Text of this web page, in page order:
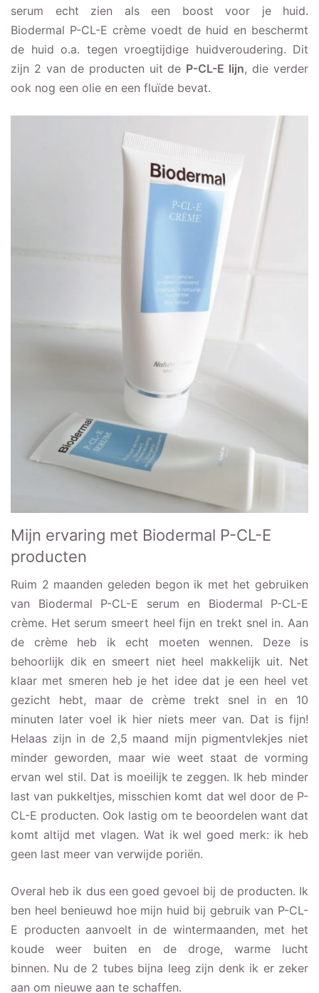
serum echt zien als een boost voor je huid.
Biodermal P-CL-E crème voedt de huid en beschermt
de huid o.a. tegen vroegtijdige huidveroudering. Dit
zijn 2 van de producten uit de P-CL-E lijn, die verder
ook nog een olie en een fluïde bevat.
Mijn ervaring met Biodermal P-CL-E
producten
Ruim 2 maanden geleden begon ik met het gebruiken
van Biodermal P-CL-E serum en Biodermal P-CL-E
crème. Het serum smeert heel fijn en trekt snel in. Aan
de crème heb ik echt moeten wennen. Deze is
behoorlijk dik en smeert niet heel makkelijk uit. Net
klaar met smeren heb je het idee dat je een heel vet
gezicht hebt, maar de crème trekt snel in en 10
minuten later voel ik hier niets meer van. Dat is fijn!
Helaas zijn in de 2,5 maand mijn pigmentvlekjes niet
minder geworden, maar wie weet staat de vorming
ervan wel stil. Dat is moeilijk te zeggen. Ik heb minder
last van pukkeltjes, misschien komt dat wel door de P-
CL-E producten. Ook lastig om te beoordelen want dat
komt altijd met vlagen. Wat ik wel goed merk: ik heb
geen last meer van verwijde poriën.
Overal heb ik dus een goed gevoel bij de producten. Ik
ben heel benieuwd hoe mijn huid bij gebruik van P-CL-
E producten aanvoelt in de wintermaanden, met het
koude weer buiten en de droge, warme lucht
binnen. Nu de 2 tubes bijna leeg zijn denk ik er zeker
aan om nieuwe aan te schaffen.